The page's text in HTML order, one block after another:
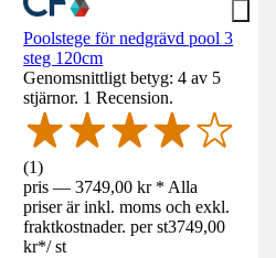
Poolstege för nedgrävd pool 3
steg 120cm
Genomsnittligt betyg: 4 av 5
stjärnor. 1 Recension.
(1)
pris — 3749,00 kr * Alla
priser är inkl. moms och exkl.
fraktkostnader. per st3749,00
kr*/ st